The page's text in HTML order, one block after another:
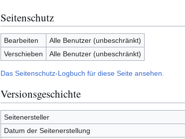
Seitenschutz
Bearbeiten
Alle Benutzer (unbeschränkt)
Verschieben
Alle Benutzer (unbeschränkt)
Das Seitenschutz-Logbuch für diese Seite ansehen.
Versionsgeschichte
Seitenersteller
Datum der Seitenerstellung